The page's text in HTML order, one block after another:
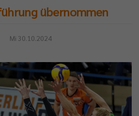
übernommen
Mi 30.10.2024